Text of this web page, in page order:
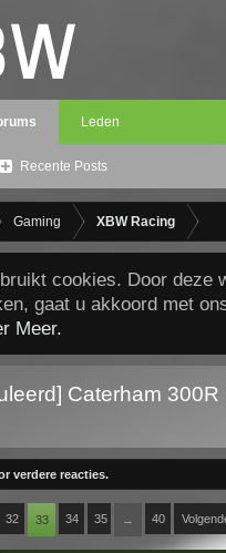
Recente Posts
Leden
Gaming XBW Racing
cookies. Door deze
gaat u akkoord met
Meer.
Caterham 300R
verdere reacties.
32 33 34 35 → 40